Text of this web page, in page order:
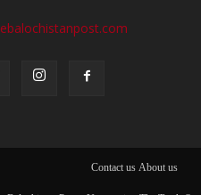
About us
Contact us